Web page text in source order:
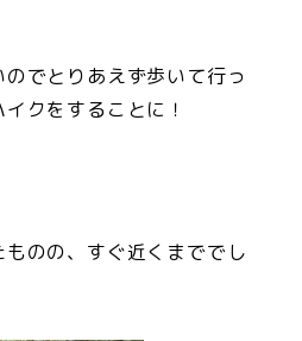
でとりあえず歩いて行っ
クをすることに！
のの、すぐ近くまででし